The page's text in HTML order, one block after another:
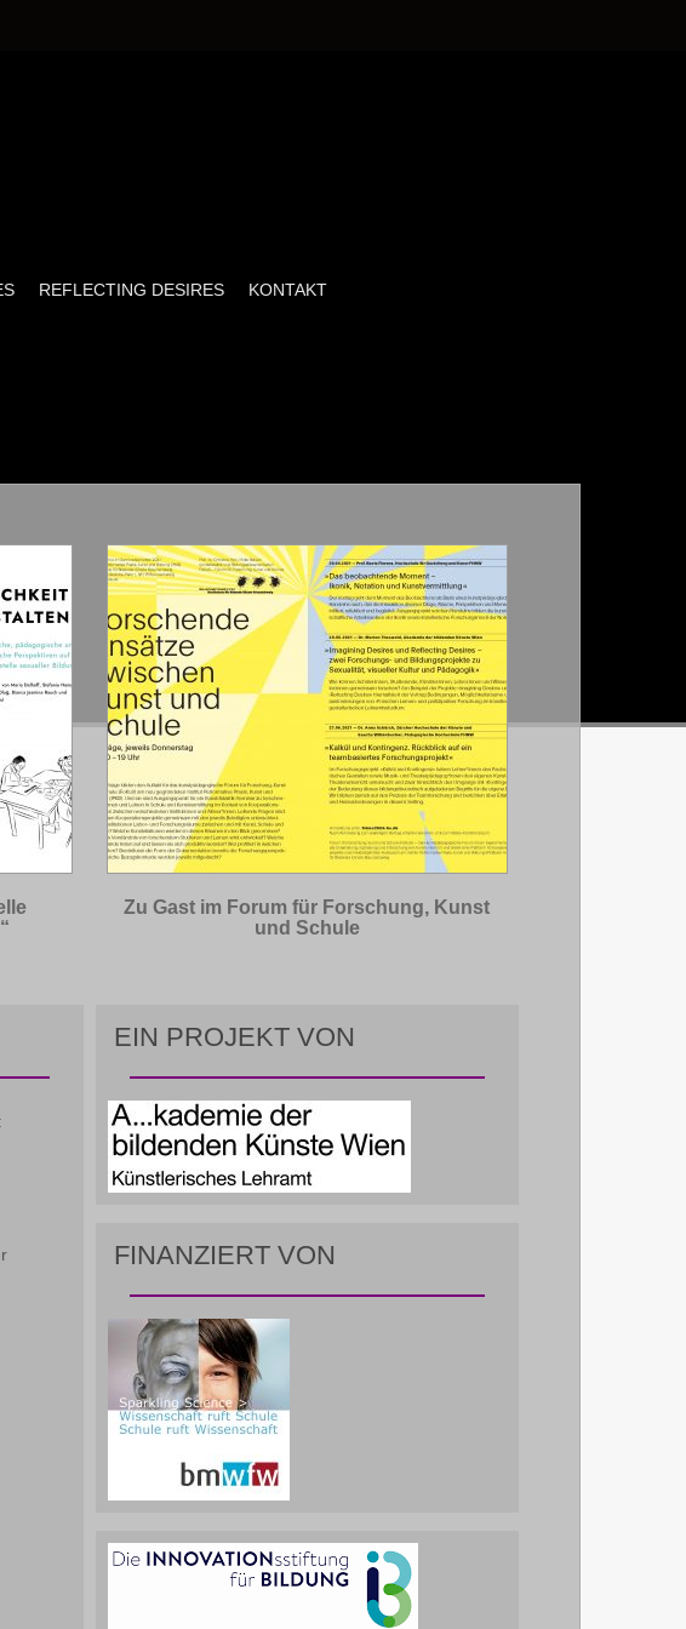
REFLECTING DESIRES KONTAKT
Zu Gast im Forum für Forschung, Kunst
und Schule
EIN PROJEKT VON
FINANZIERT VON